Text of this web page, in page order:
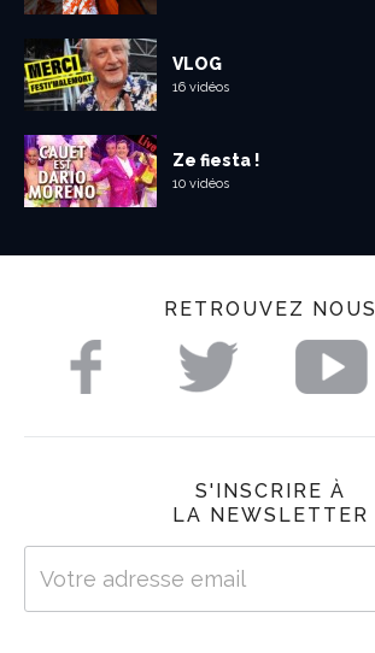
VLOG
16 vidéos
Ze fiesta !
10 vidéos
RETROUVEZ NOUS
S'INSCRIRE À
LA NEWSLETTER